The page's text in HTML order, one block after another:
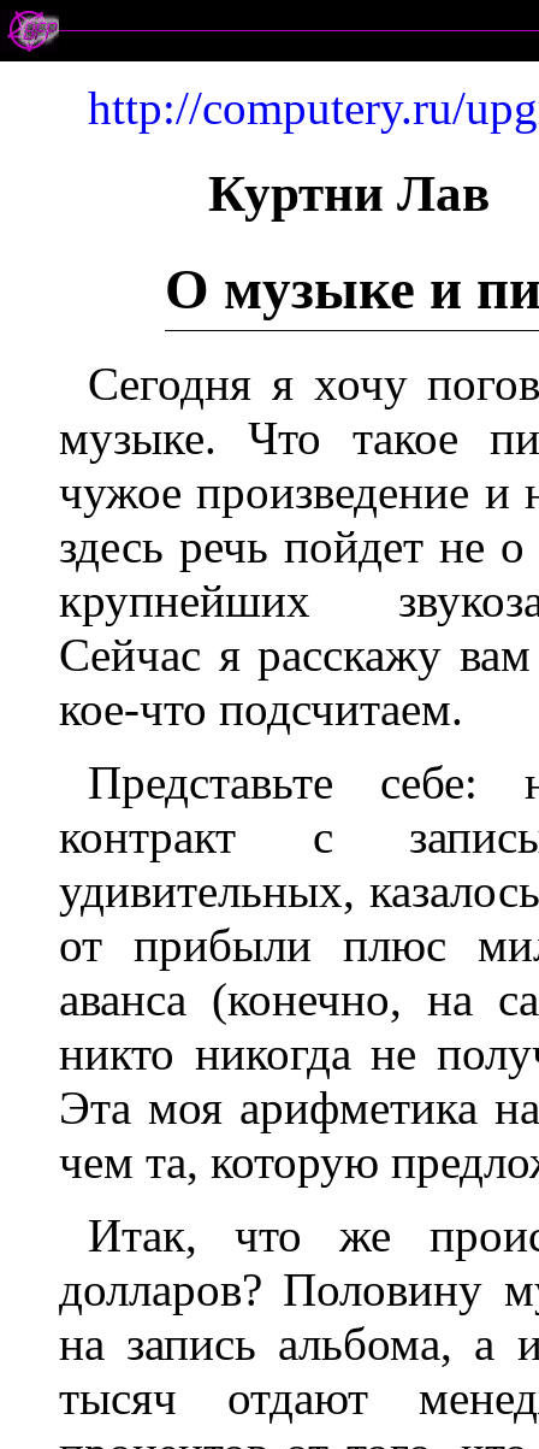
http://computery.ru/
Куртни Лав
О музыке и
Сегодня я хочу
музыке. Что такое
чужое произведение и
здесь речь пойдет не
крупнейших
Сейчас я расскажу
кое-что подсчитаем.
Представьте себе:
контракт с
удивительных,
от прибыли плюс
аванса (конечно, на
никто никогда не
Эта моя арифметика
чем та, которую
Итак, что же
долларов? Половину
на запись альбома, а
тысяч отдают